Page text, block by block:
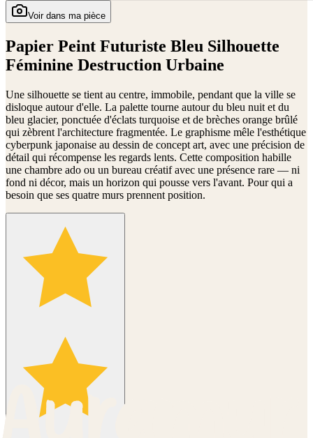
Voir dans ma pièce
Papier Peint Futuriste Bleu Silhouette
Féminine Destruction Urbaine
Une silhouette se tient au centre, immobile, pendant que la ville se
disloque autour d'elle. La palette tourne autour du bleu nuit et du
bleu glacier, ponctuée d'éclats turquoise et de brèches orange brûlé
qui zèbrent l'architecture fragmentée. Le graphisme mêle l'esthétique
cyberpunk japonaise au dessin de concept art, avec une précision de
détail qui récompense les regards lents. Cette composition habille
une chambre ado ou un bureau créatif avec une présence rare — ni
fond ni décor, mais un horizon qui pousse vers l'avant. Pour qui a
besoin que ses quatre murs prennent position.